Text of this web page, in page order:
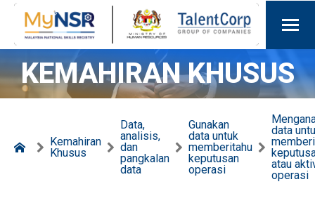
KEMAHIRAN KHUSUS
Kemahiran
Khusus
Data,
analisis,
dan
pangkalan
data
Gunakan
data untuk
memberitahu
keputusan
operasi
data
atau
operasi